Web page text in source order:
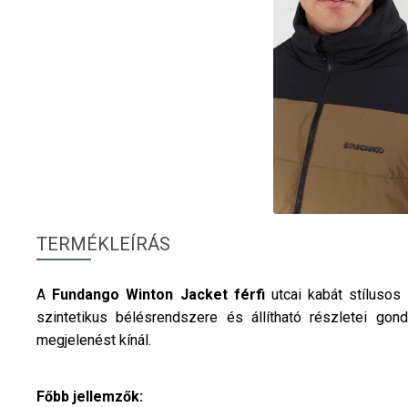
TERMÉKLEÍRÁS
A FundangoWinton Jacket férfiutcai kabát stílusos
szintetikus bélésrendszere és állítható részletei
megjelenést kínál.
Főbb jellemzők: